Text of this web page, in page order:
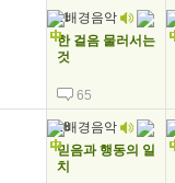
21
한 걸음 물러서는
것
65
28
믿음과 행동의 일
치